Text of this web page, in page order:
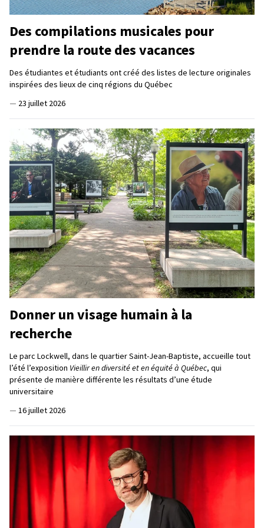
Des compilations musicales pour
prendre la route des vacances
Des étudiantes et étudiants ont créé des listes de lecture originales
inspirées des lieux de cinq régions du Québec
— 23 juillet 2026
Donner un visage humain à la
recherche
Le parc Lockwell, dans le quartier Saint-Jean-Baptiste, accueille tout
l’été l’exposition Vieillir en diversité et en équité à Québec, qui
présente de manière différente les résultats d’une étude
universitaire
— 16 juillet 2026